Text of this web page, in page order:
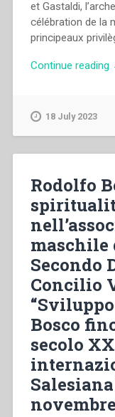
et Gastaldi,
célébration de la
principeaux
Continue reading
18 July 2023
Rodolfo
maschile
Secondo
Concilio
Bosco
secolo